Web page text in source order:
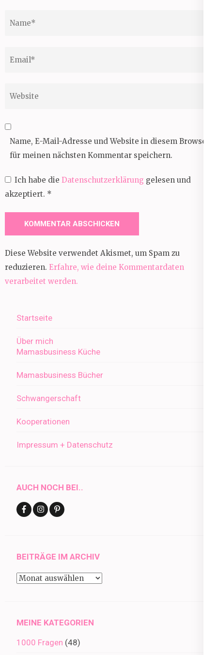
Name, E-Mail-Adresse und Website in diesem Browser
für meinen nächsten Kommentar speichern.
Ich habe die Datenschutzerklärung gelesen und
akzeptiert. *
Diese Website verwendet Akismet, um Spam zu
reduzieren. Erfahre, wie deine Kommentardaten
verarbeitet werden.
Startseite
Über mich
Mamasbusiness Küche
Mamasbusiness Bücher
Schwangerschaft
Kooperationen
Impressum + Datenschutz
AUCH NOCH BEI..
BEITRÄGE IM ARCHIV
Beiträge
MEINE KATEGORIEN
1000 Fragen (48)